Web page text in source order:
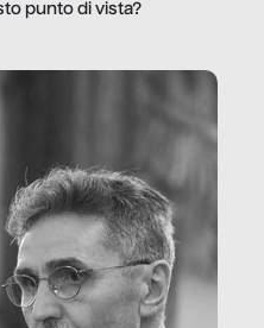
punto di vista?